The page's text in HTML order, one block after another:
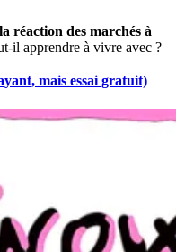
réaction des marchés à
il apprendre à vivre avec ?
mais essai gratuit)